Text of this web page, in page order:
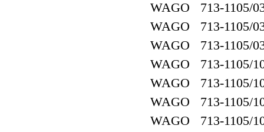
WAGO 713-1105/
WAGO 713-1105/
WAGO 713-1105/
WAGO 713-1105/
WAGO 713-1105/
WAGO 713-1105/
WAGO 713-1105/